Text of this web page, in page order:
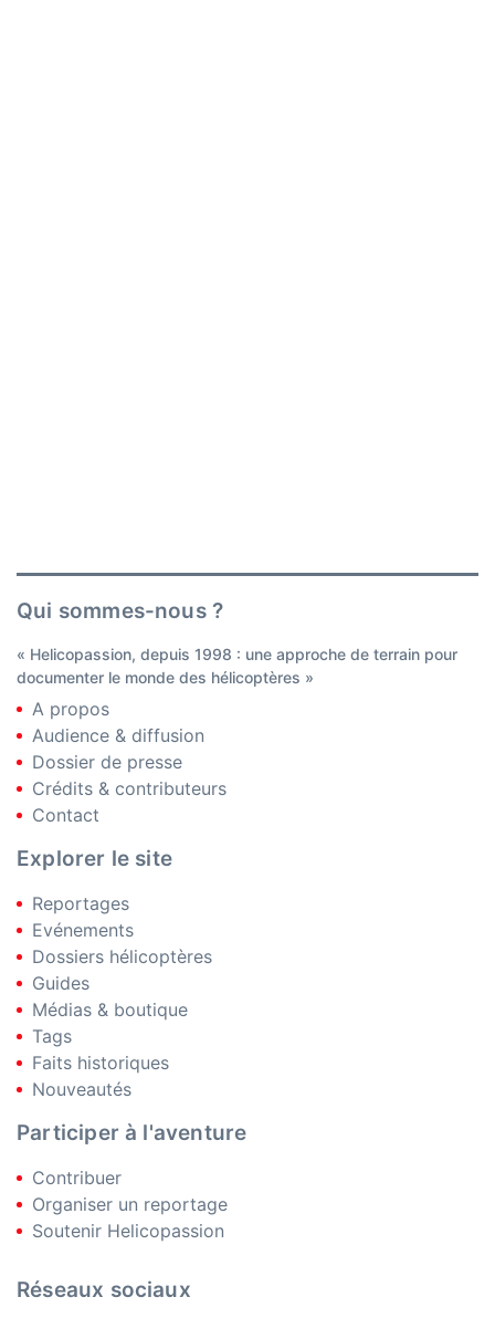
Qui sommes-nous ?
« Helicopassion, depuis 1998 : une approche de terrain pour
documenter le monde des hélicoptères »
A propos
Audience & diffusion
Dossier de presse
Crédits & contributeurs
Contact
Explorer le site
Reportages
Evénements
Dossiers hélicoptères
Guides
Médias & boutique
Tags
Faits historiques
Nouveautés
Participer à l'aventure
Contribuer
Organiser un reportage
Soutenir Helicopassion
Réseaux sociaux